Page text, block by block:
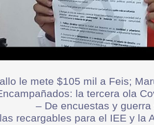
le mete $105 mil a Feis;
la tercera ola
– De encuestas y guerra
recargables para el IEE y la